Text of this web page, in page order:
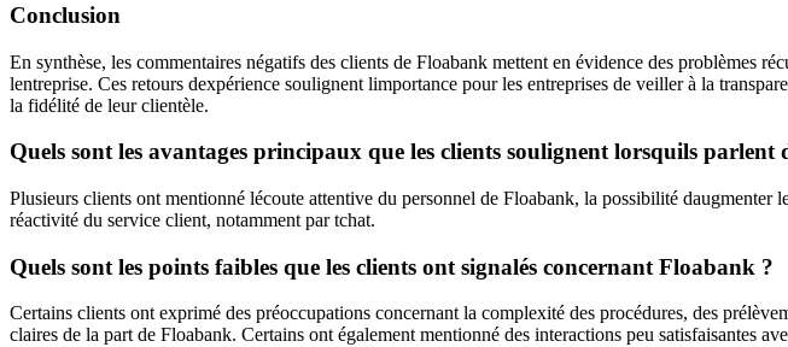
Conclusion
En synthèse, les commentaires négatifs des clients de Floabank mettent en évidence des problèmes
lentreprise. Ces retours dexpérience soulignent limportance pour les entreprises de veiller à la
la fidélité de leur clientèle.
Quels sont les avantages principaux que les clients soulignent lorsquils parlent
Plusieurs clients ont mentionné lécoute attentive du personnel de Floabank, la possibilité
réactivité du service client, notamment par tchat.
Quels sont les points faibles que les clients ont signalés concernant Floabank ?
Certains clients ont exprimé des préoccupations concernant la complexité des procédures, des
claires de la part de Floabank. Certains ont également mentionné des interactions peu satisfaisantes